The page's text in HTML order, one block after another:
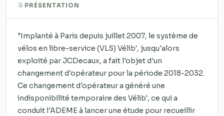
PRÉSENTATION
"Implanté à Paris depuis juillet 2007, le système de
vélos en libre-service (VLS) Vélib', jusqu'alors
exploité par JCDecaux, a fait l'objet d'un
changement d'opérateur pour la période 2018-2032.
Ce changement d'opérateur a généré une
indisponibilité temporaire des Vélib', ce qui a
conduit l'ADEME à lancer une étude pour recueillir